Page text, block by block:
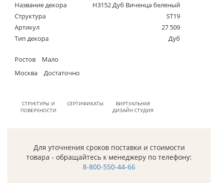
Название декора
H3152 Дуб Виченца беленый
Структура
ST19
Артикул
27 509
Тип декора
Дуб
Ростов
Мало
Москва
Достаточно
СТРУКТУРЫ И
ПОВЕРХНОСТИ
СЕРТИФИКАТЫ
ВИРТУАЛЬНАЯ
ДИЗАЙН СТУДИЯ
Для уточнения сроков поставки и стоимости
товара - обращайтесь к менеджеру по телефону:
8-800-550-44-66